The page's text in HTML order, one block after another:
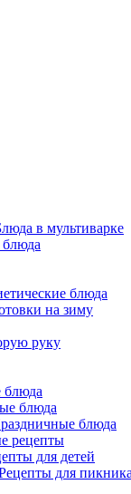
в мультиварке
блюда
на зиму
руку
блюда
блюда
рецепты
для детей
для пикника